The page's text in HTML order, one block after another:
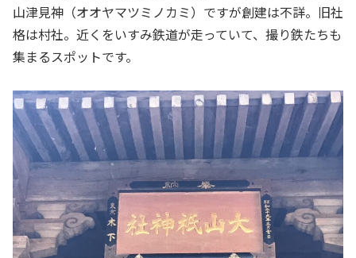
山津見神（オオヤマツミノカミ）ですが創建は不詳。旧社
格は村社。近くをいすみ鉄道が走っていて、撮り鉄たちも
集まるスポットです。